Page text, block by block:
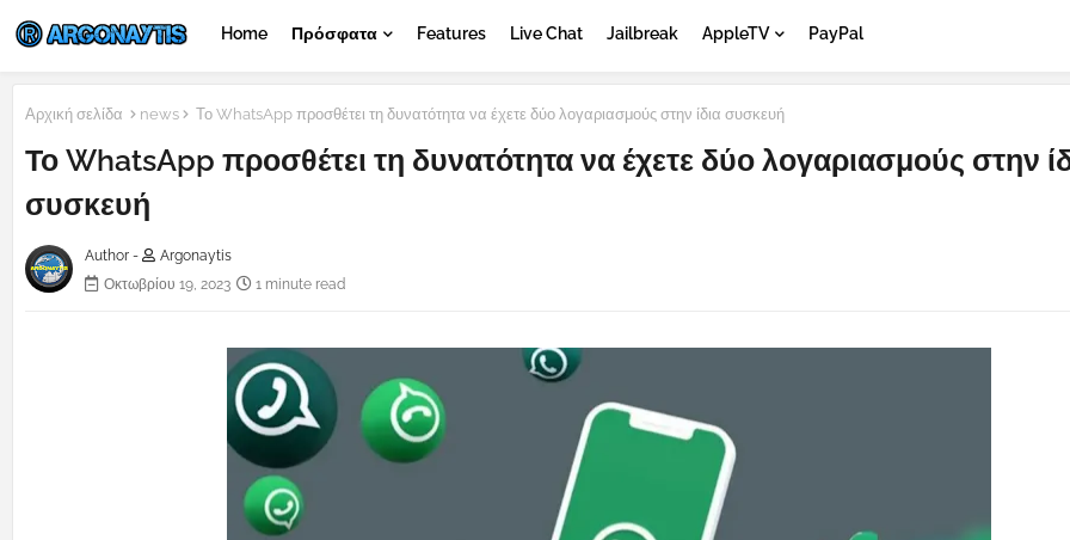
Home Πρόσφατα Features Live Chat Jailbreak AppleTV PayPal
Αρχική σελίδα news Το WhatsApp προσθέτει τη δυνατότητα να έχετε δύο λογαριασμούς στην ίδια συσκευή
Το WhatsApp προσθέτει τη δυνατότητα να έχετε δύο λογαριασμούς στην
συσκευή
Author -
Argonaytis
Οκτωβρίου 19, 2023
1 minute read